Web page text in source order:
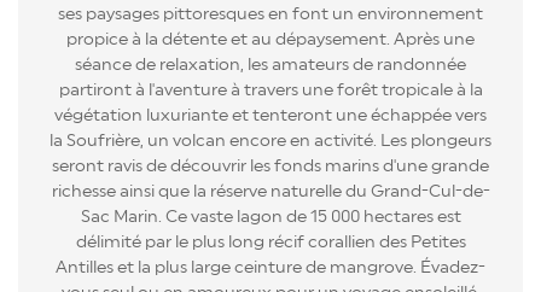
ses paysages pittoresques en font un environnement
propice à la détente et au dépaysement. Après une
séance de relaxation, les amateurs de randonnée
partiront à l'aventure à travers une forêt tropicale à la
végétation luxuriante et tenteront une échappée vers
la Soufrière, un volcan encore en activité. Les plongeurs
seront ravis de découvrir les fonds marins d'une grande
richesse ainsi que la réserve naturelle du Grand-Cul-de-
Sac Marin. Ce vaste lagon de 15 000 hectares est
délimité par le plus long récif corallien des Petites
Antilles et la plus large ceinture de mangrove. Évadez-